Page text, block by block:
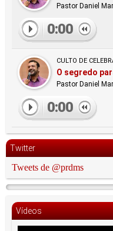
Pastor Daniel
0:00
CULTO DE
O segredo
Pastor Daniel
0:00
Twitter
Tweets de @prdms
Vídeos